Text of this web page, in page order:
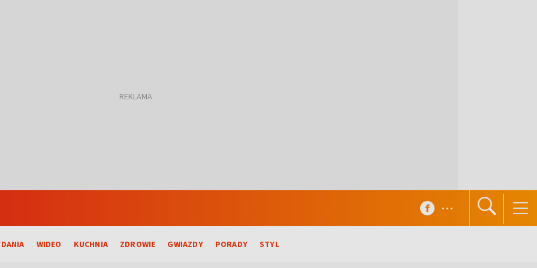
WIDEO KUCHNIA ZDROWIE GWIAZDY PORADY STYL
...